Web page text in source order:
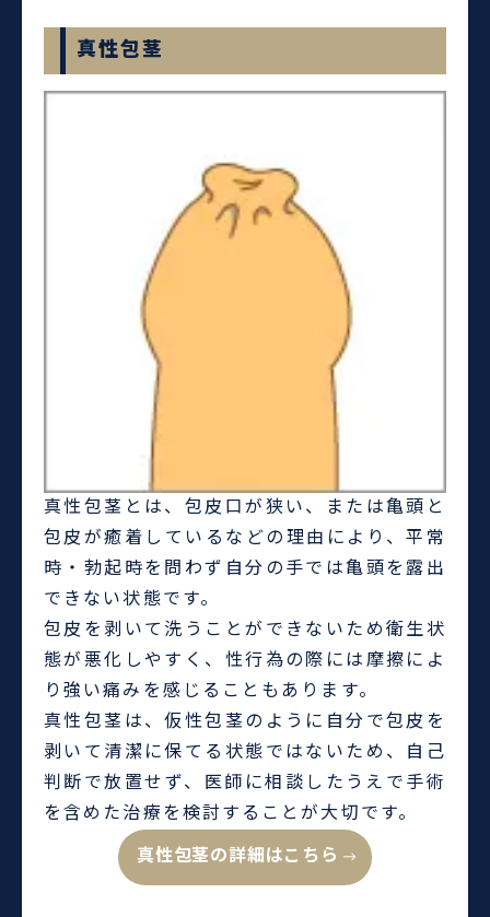
真性包茎
真性包茎とは、包皮口が狭い、または亀頭と
包皮が癒着しているなどの理由により、平常
時・勃起時を問わず自分の手では亀頭を露出
できない状態です。
包皮を剥いて洗うことができないため衛生状
態が悪化しやすく、性行為の際には摩擦によ
り強い痛みを感じることもあります。
真性包茎は、仮性包茎のように自分で包皮を
剥いて清潔に保てる状態ではないため、自己
判断で放置せず、医師に相談したうえで手術
を含めた治療を検討することが大切です。
真性包茎の詳細はこちら